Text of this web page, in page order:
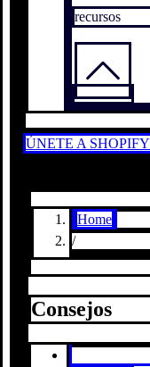
recursos
ÚNETE A SHOPIFY
Home
/
Consejos